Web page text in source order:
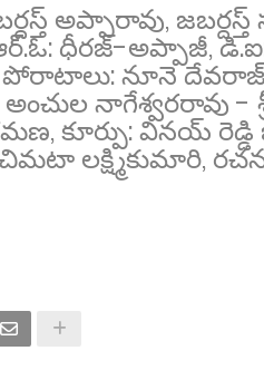
అప్పారావు,
ధీరజ్-అప్పాజీ, డి.ఐ:
పోరాటాలు: నూనె
నాగేశ్వరరావు -
కూర్పు: వినయ్
లక్ష్మికుమారి,